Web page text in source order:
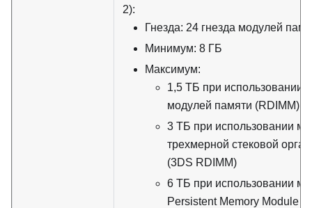
2):
Гнезда: 24 гнезда модулей
Минимум: 8 ГБ
Максимум:
1,5 ТБ при использовании
модулей памяти (RDIMM)
3 ТБ при использовании
трехмерной стековой
(3DS RDIMM)
6 ТБ при использовании
Persistent Memory Module